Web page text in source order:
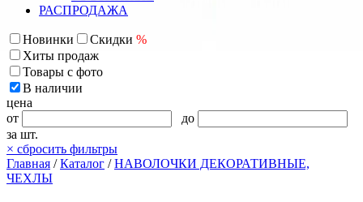
РАСПРОДАЖА
Новинки Скидки %
Хиты продаж
Товары с фото
В наличии
цена
от
до
за шт.
× сбросить фильтры
Главная /Каталог /НАВОЛОЧКИ ДЕКОРАТИВНЫЕ,
ЧЕХЛЫ